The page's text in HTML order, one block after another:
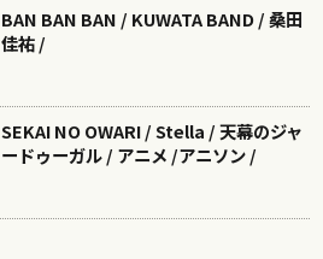
BAN BAN BAN / KUWATA BAND / 桑田
佳祐 /
SEKAI NO OWARI / Stella / 天幕のジャ
ードゥーガル / アニメ /アニソン /